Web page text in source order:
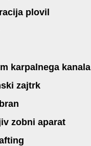
plovil
karpalnega kanala
zajtrk
zobni aparat